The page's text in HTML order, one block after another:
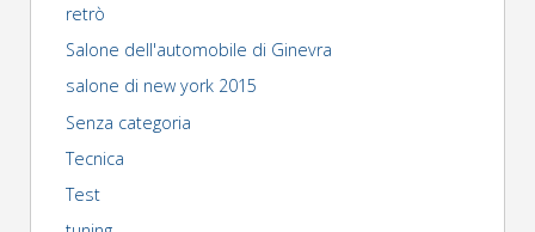
retrò
Salone dell'automobile di Ginevra
salone di new york 2015
Senza categoria
Tecnica
Test